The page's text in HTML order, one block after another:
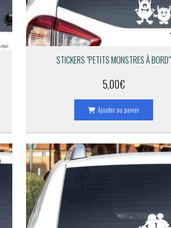
STICKERS "PETITS MONSTRES À BORD"
5,00€
Ajouter au panier